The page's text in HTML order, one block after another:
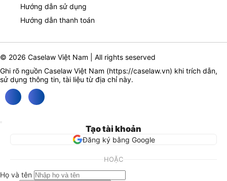
Hướng dẫn sử dụng
Hướng dẫn thanh toán
© 2026 Caselaw Việt Nam | All rights seserved
Ghi rõ nguồn Caselaw Việt Nam (https://caselaw.vn) khi trích dẫn,
sử dụng thông tin, tài liệu từ địa chỉ này.
Tạo tài khoản
Đăng ký bằng Google
HOẶC
Họ và tên